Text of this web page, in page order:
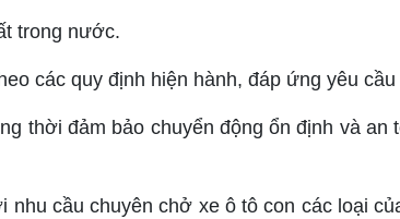
trong nước.
các quy định hiện hành, đáp ứng yêu
thời đảm bảo chuyển động ổn định và an
cầu chuyên chở xe ô tô con các loại